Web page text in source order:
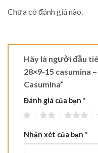
Chưa có đánh giá nào.
Hãy là người đầu
28×9-15 casumina
Casumina”
Đánh giá của bạn *
Nhận xét của bạn *